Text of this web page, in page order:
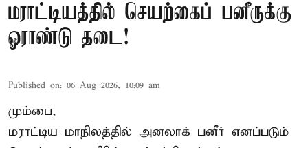
மராட்டியத்தில் செயற்கைப் பனீருக்கு
ஓராண்டு தடை!
Published on: 06 Aug 2026, 10:09 am
மும்பை,
மராட்டிய மாநிலத்தில் அனலாக் பனீர் எனப்படும்